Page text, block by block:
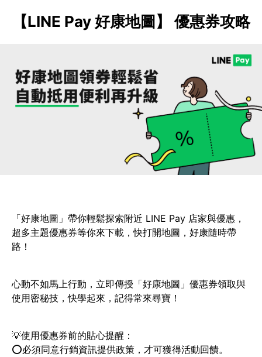
【LINE Pay 好康地圖】 優惠券攻略
「好康地圖」帶你輕鬆探索附近 LINE Pay 店家與優惠，
超多主題優惠券等你來下載，快打開地圖，好康隨時帶
路！
心動不如馬上行動，立即傳授「好康地圖」優惠券領取與
使用密秘技，快學起來，記得常來尋寶！
💡使用優惠券前的貼心提醒：
⭕️必須同意行銷資訊提供政策，才可獲得活動回饋。